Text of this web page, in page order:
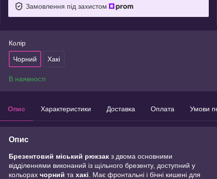
Замовлення під захистом
Колір
Чорний Хакі
В наявності
Опис Характеристики Доставка Оплата Умови
Опис
Брезентовий міський рюкзак з двома основними
відділеннями виконаний із щільного брезенту, доступний у
кольорах чорний та хакі . Має фронтальні і бічні кишені для